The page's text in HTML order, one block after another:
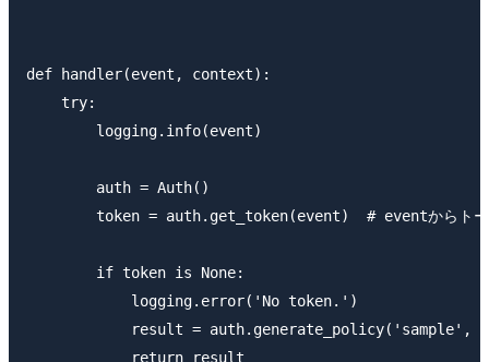
def handler(event, context):
    try:
        logging.info(event)
        auth = Auth()
token = auth.get_token(event)  # eventからトー
        if token is None:
            logging.error('No token.')
result = auth.generate_policy('sample',
            return result